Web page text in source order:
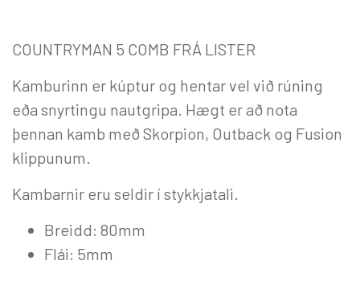
COUNTRYMAN 5 COMB FRÁ LISTER
Kamburinn er kúptur og hentar vel við rúning
eða snyrtingu nautgripa. Hægt er að nota
þennan kamb með Skorpion, Outback og Fusion
klippunum.
Kambarnir eru seldir í stykkjatali.
Breidd: 80mm
Flái: 5mm